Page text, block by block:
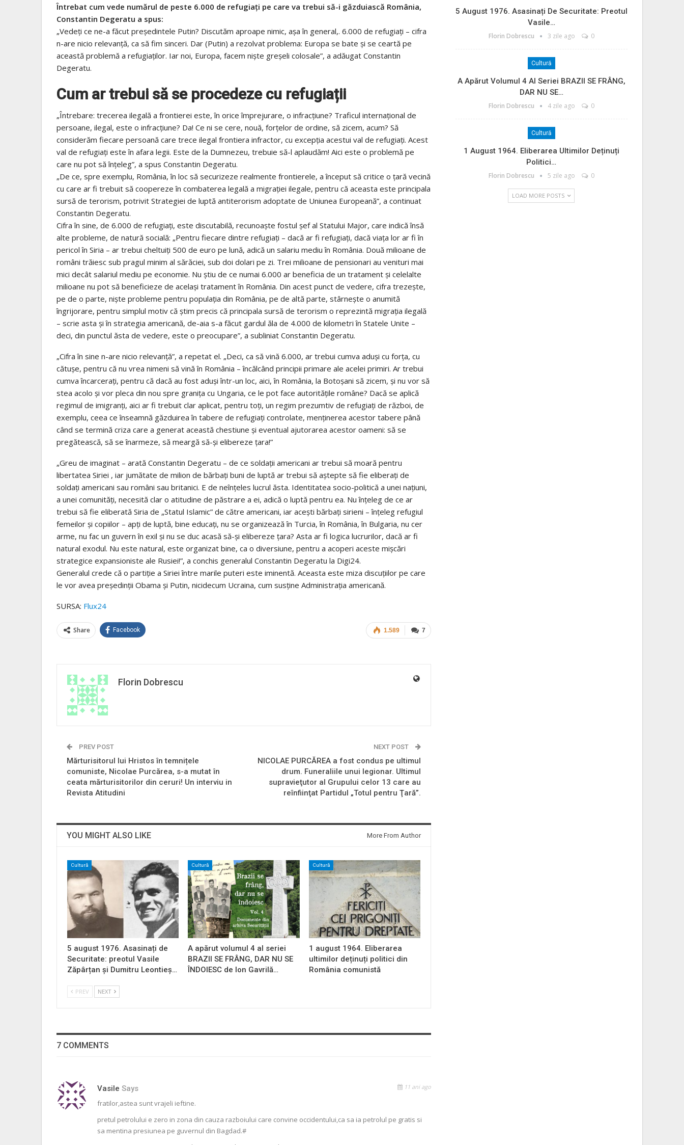
Întrebat cum vede numărul de peste 6.000 de refugiați pe care va trebui să-i găzduiască România,
Constantin Degeratu a spus:
„Vedeți ce ne-a făcut președintele Putin? Discutăm aproape nimic, așa în general,. 6.000 de refugiați – cifra
n-are nicio relevanță, ca să fim sinceri. Dar (Putin) a rezolvat problema: Europa se bate și se ceartă pe
această problemă a refugiaților. Iar noi, Europa, facem niște greșeli colosale”, a adăugat Constantin
Degeratu.
Cum ar trebui să se procedeze cu refugiații
„Întrebare: trecerea ilegală a frontierei este, în orice împrejurare, o infracțiune? Traficul internațional de
persoane, ilegal, este o infracțiune? Da! Ce ni se cere, nouă, forțelor de ordine, să zicem, acum? Să
considerăm fiecare persoană care trece ilegal frontiera infractor, cu excepția acestui val de refugiați. Acest
val de refugiați este în afara legii. Este de la Dumnezeu, trebuie să-l aplaudăm! Aici este o problemă pe
care nu pot să înțeleg”, a spus Constantin Degeratu.
„De ce, spre exemplu, România, în loc să securizeze realmente frontierele, a început să critice o țară vecină
cu care ar fi trebuit să coopereze în combaterea legală a migrației ilegale, pentru că aceasta este principala
sursă de terorism, potrivit Strategiei de luptă antiterorism adoptate de Uniunea Europeană”, a continuat
Constantin Degeratu.
Cifra în sine, de 6.000 de refugiați, este discutabilă, recunoaște fostul șef al Statului Major, care indică însă
alte probleme, de natură socială: „Pentru fiecare dintre refugiați – dacă ar fi refugiați, dacă viața lor ar fi în
pericol în Siria – ar trebui cheltuiți 500 de euro pe lună, adică un salariu mediu în România. Două milioane de
români trăiesc sub pragul minim al sărăciei, sub doi dolari pe zi. Trei milioane de pensionari au venituri mai
mici decât salariul mediu pe economie. Nu știu de ce numai 6.000 ar beneficia de un tratament și celelalte
milioane nu pot să beneficieze de același tratament în România. Din acest punct de vedere, cifra trezește,
pe de o parte, niște probleme pentru populația din România, pe de altă parte, stârnește o anumită
îngrijorare, pentru simplul motiv că știm precis că principala sursă de terorism o reprezintă migrația ilegală
– scrie asta și în strategia americană, de-aia s-a făcut gardul ăla de 4.000 de kilometri în Statele Unite –
deci, din punctul ăsta de vedere, este o preocupare”, a subliniat Constantin Degeratu.
„Cifra în sine n-are nicio relevanță”, a repetat el. „Deci, ca să vină 6.000, ar trebui cumva aduși cu forța, cu
cătușe, pentru că nu vrea nimeni să vină în România – încălcând principii primare ale acelei primiri. Ar trebui
cumva încarcerați, pentru că dacă au fost aduși într-un loc, aici, în România, la Botoșani să zicem, și nu vor să
stea acolo și vor pleca din nou spre granița cu Ungaria, ce le pot face autoritățile române? Dacă se aplică
regimul de imigranți, aici ar fi trebuit clar aplicat, pentru toți, un regim prezumtiv de refugiați de război, de
exemplu, ceea ce înseamnă găzduirea în tabere de refugiați controlate, menținerea acestor tabere până
când se termină criza care a generat această chestiune și eventual ajutorarea acestor oameni: să se
pregătească, să se înarmeze, să meargă să-și elibereze țara!”
„Greu de imaginat – arată Constantin Degeratu – de ce soldații americani ar trebui să moară pentru
libertatea Siriei , iar jumătate de milion de bărbați buni de luptă ar trebui să aștepte să fie eliberați de
soldați americani sau români sau britanici. E de neînțeles lucrul ăsta. Identitatea socio-politică a unei națiuni,
a unei comunități, necesită clar o atitudine de păstrare a ei, adică o luptă pentru ea. Nu înțeleg de ce ar
trebui să fie eliberată Siria de „Statul Islamic” de către americani, iar acești bărbați sirieni – înțeleg refugiul
femeilor și copiilor – apți de luptă, bine educați, nu se organizează în Turcia, în România, în Bulgaria, nu cer
arme, nu fac un guvern în exil și nu se duc acasă să-și elibereze țara? Asta ar fi logica lucrurilor, dacă ar fi
natural exodul. Nu este natural, este organizat bine, ca o diversiune, pentru a acoperi aceste mișcări
strategice expansioniste ale Rusiei!”, a conchis generalul Constantin Degeratu la Digi24.
Generalul crede că o partiție a Siriei între marile puteri este iminentă. Aceasta este miza discuțiilor pe care
le vor avea președinții Obama și Putin, nicidecum Ucraina, cum susține Administrația americană.
SURSA: Flux24
7
1.589
Share Facebook
Florin Dobrescu
PREV POST
Mărturisitorul lui Hristos în temnițele
comuniste, Nicolae Purcărea, s-a mutat în
ceata mărturisitorilor din ceruri! Un interviu in
Revista Atitudini
NEXT POST
NICOLAE PURCĂREA a fost condus pe ultimul
drum. Funeraliile unui legionar. Ultimul
supravieţutor al Grupului celor 13 care au
reînfiinţat Partidul „Totul pentru Ţară”.
YOU MIGHT ALSO LIKE More From Author
Cultură
5 august 1976. Asasinați de
Securitate: preotul Vasile
Zăpârțan și Dumitru Leontieș…
Cultură
A apărut volumul 4 al seriei
BRAZII SE FRÂNG, DAR NU SE
ÎNDOIESC de Ion Gavrilă…
Cultură
1 august 1964. Eliberarea
ultimilor deținuți politici din
România comunistă
PREV NEXT
7 COMMENTS
Vasile Says 11 ani ago
fratilor,astea sunt vrajeli ieftine.
pretul petrolului e zero in zona din cauza razboiului care convine occidentului,ca sa ia petrolul pe gratis si
sa mentina presiunea pe guvernul din Bagdad.#
5 August 1976. Asasinați De Securitate: Preotul
Vasile…
Florin Dobrescu 3 zile ago 0
Cultură
A Apărut Volumul 4 Al Seriei BRAZII SE FRÂNG,
DAR NU SE…
Florin Dobrescu 4 zile ago 0
Cultură
1 August 1964. Eliberarea Ultimilor Deținuți
Politici…
Florin Dobrescu 5 zile ago 0
LOAD MORE POSTS